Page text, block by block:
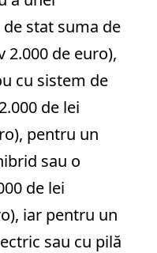
stat suma de
2.000 de euro),
cu sistem de
de lei
pentru un
sau o
de lei
iar pentru un
sau cu pilă